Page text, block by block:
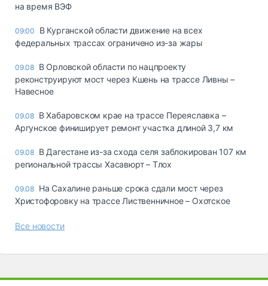
на время ВЭФ
09:00
В Курганской области движение на всех
федеральных трассах ограничено из-за жары
09.08 В Орловской области по нацпроекту
реконструируют мост через Кшень на трассе Ливны –
Навесное
09.08 В Хабаровском крае на трассе Переяславка –
Аргунское финиширует ремонт участка длиной 3,7 км
09.08 В Дагестане из-за схода селя заблокирован 107 км
региональной трассы Хасавюрт – Тлох
09.08 На Сахалине раньше срока сдали мост через
Христофоровку на трассе Лиственничное – Охотское
Все новости